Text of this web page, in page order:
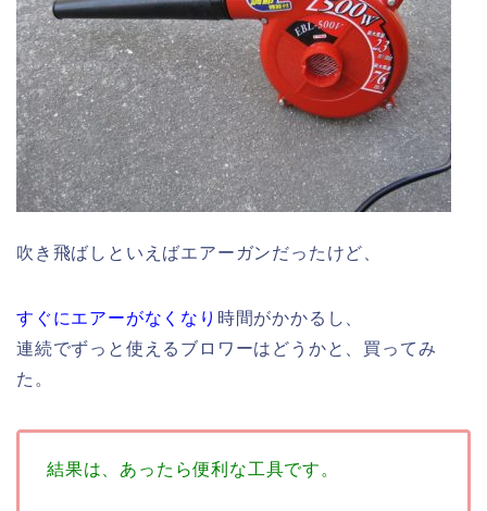
吹き飛ばしといえばエアーガンだったけど、
すぐにエアーがなくなり 時間がかかるし、
連続でずっと使えるブロワーはどうかと、買ってみ
た。
結果は、あったら便利な工具です。